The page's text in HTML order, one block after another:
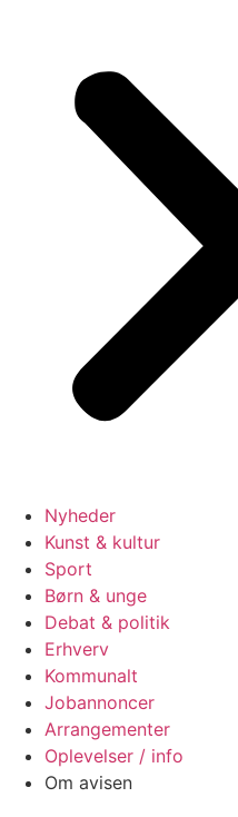
Nyheder
Kunst & kultur
Sport
Børn & unge
Debat & politik
Erhverv
Kommunalt
Jobannoncer
Arrangementer
Oplevelser / info
Om avisen